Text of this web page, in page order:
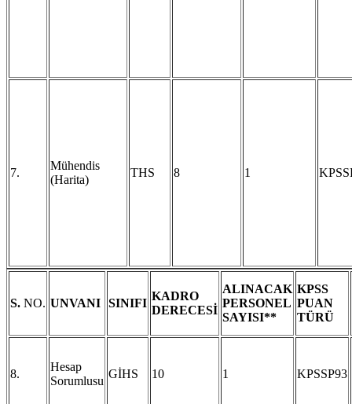
7.
Mühendis
(Harita)
THS 8 1
S. NO. UNVANI SINIFI
KADRO
DERECESİ
ALINACAK
PERSONEL
SAYISI**
KPSS
PUAN
TÜRÜ
8.
Hesap
Sorumlusu
GİHS 10 1 KPSSP93